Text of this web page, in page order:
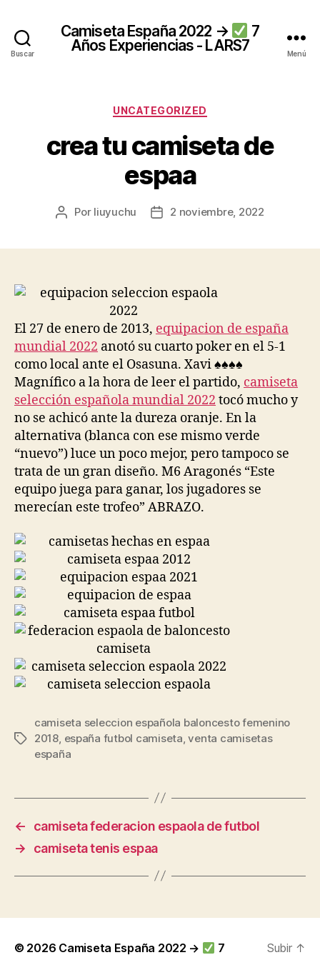
Buscar
Camiseta España 2022 →
7
Años Experiencias - LARS7
Menú
Categorías
UNCATEGORIZED
crea tu camiseta de
espaa
Autor
Por liuyuchu
Fecha2 noviembre, 2022
El 27 de enero de 2013, equipacion de españa
mundial 2022 anotó su cuarto poker en el 5-1
como local ante el Osasuna. Xavi ♠♠♠♠
Magnífico a la hora de leer el partido, camiseta
selección española mundial 2022 tocó mucho y
no se achicó ante la dureza oranje. En la
alternativa (blanca con ese mismo verde
“nuevo”) luce un poco mejor, pero tampoco se
trata de un gran diseño. M6 Aragonés “Este
equipo juega para ganar, los jugadores se
merecían este trofeo” ABRAZO.
Etiquetas
camiseta seleccion española baloncesto femenino
2018, españa futbol camiseta,venta camisetas
españa
←
camiseta federacion espaola de futbol
→
camiseta tenis espaa
© 2026 Camiseta España 2022 →
7
Subir ↑